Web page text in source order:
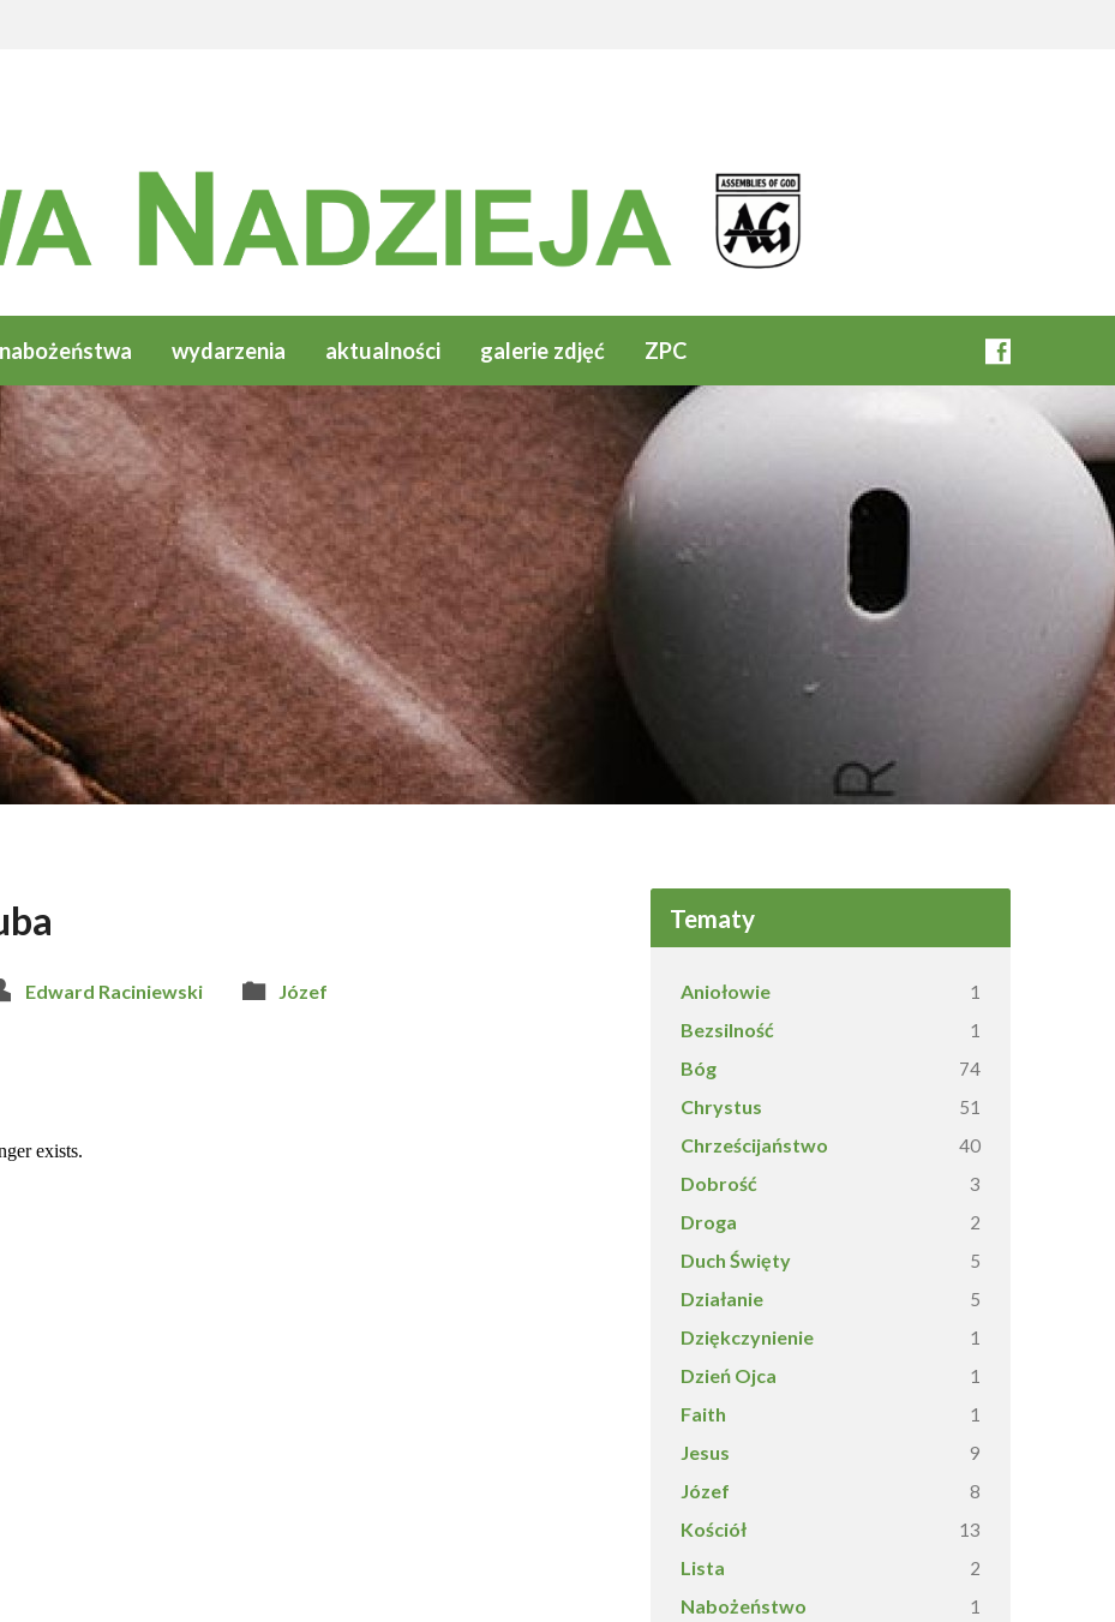
nabożeństwa wydarzenia aktualności galerie zdjęć ZPC
Edward Raciniewski Józef
Tematy
Aniołowie 1
Bezsilność 1
Bóg 74
Chrystus 51
Chrześcijaństwo 40
Dobrość 3
Droga 2
Duch Święty 5
Działanie 5
Dziękczynienie 1
Dzień Ojca 1
Faith 1
Jesus 9
Józef 8
Kościół 13
Lista 2
Nabożeństwo 1